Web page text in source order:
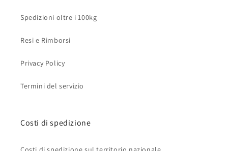
Spedizioni oltre i 100kg
Resi e Rimborsi
Privacy Policy
Termini del servizio
Costi di spedizione